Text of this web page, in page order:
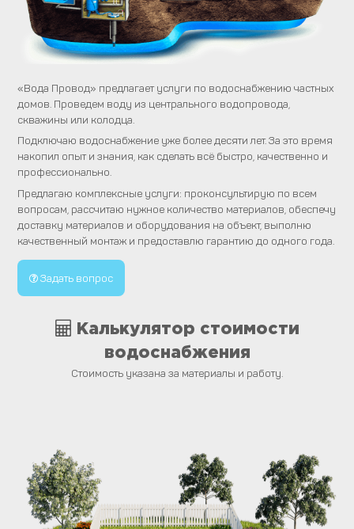
«Вода Провод» предлагает услуги по водоснабжению частных
домов. Проведем воду из центрального водопровода,
скважины или колодца.
Подключаю водоснабжение уже более десяти лет. За это время
накопил опыт и знания, как сделать всё быстро, качественно и
профессионально.
Предлагаю комплексные услуги: проконсультирую по всем
вопросам, рассчитаю нужное количество материалов, обеспечу
доставку материалов и оборудования на объект, выполню
качественный монтаж и предоставлю гарантию до одного года.
Задать вопрос
Калькулятор стоимости
водоснабжения
Стоимость указана за материалы и работу.